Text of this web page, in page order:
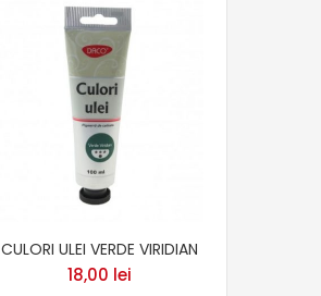
CULORI ULEI VERDE VIRIDIAN
18,00 lei